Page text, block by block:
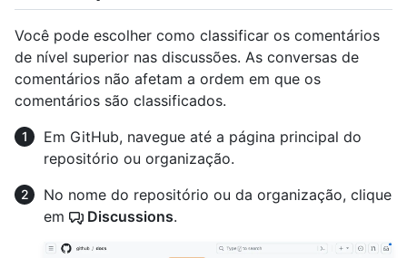
Você pode escolher como classificar os comentários
de nível superior nas discussões. As conversas de
comentários não afetam a ordem em que os
comentários são classificados.
Em GitHub, navegue até a página principal do
repositório ou organização.
No nome do repositório ou da organização, clique
em
Discussions.